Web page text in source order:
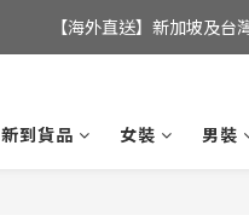
全店滿$350，即可享港澳地
【海外直送】新加坡及台
新到貨品 女裝 男裝